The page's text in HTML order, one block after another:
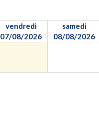
vendredi
07/08/2026
samedi
08/08/2026